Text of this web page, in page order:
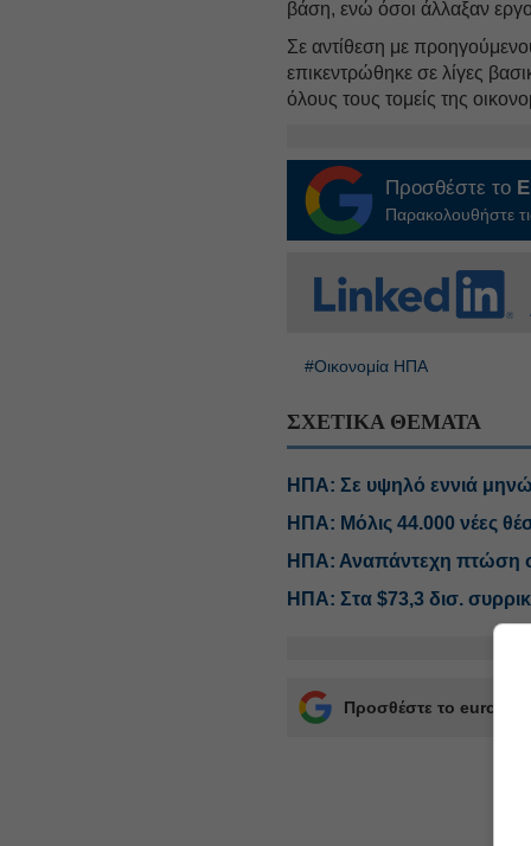
βάση, ενώ όσοι άλλαξαν
Σε αντίθεση με
επικεντρώθηκε σε λίγες
όλους τους τομείς της
Προσθέστε το
Παρακολουθήστε
#Οικονομία ΗΠΑ
ΣΧΕΤΙΚΑ ΘΕΜΑΤΑ
ΗΠΑ: Σε υψηλό εννιά
ΗΠΑ: Μόλις 44.000 νέες
ΗΠΑ: Αναπάντεχη πτώση
ΗΠΑ: Στα $73,3 δισ.
Προσθέστε το